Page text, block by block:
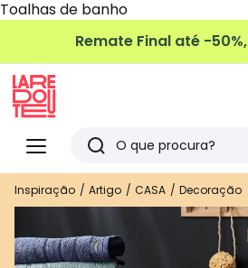
Toalhas de banho
Remate Final até -50%,
Menu
Redoute
Pesquisar
Últimos
artigos
vistos
Inspiração Artigo CASA Decoração